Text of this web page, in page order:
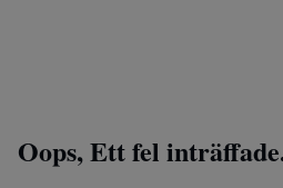
Oops, Ett fel